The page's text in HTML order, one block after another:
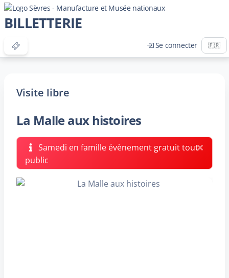
BILLETTERIE
Se connecter
Visite libre
La Malle aux histoires
Samedi en famille évènement gratuit tout
public